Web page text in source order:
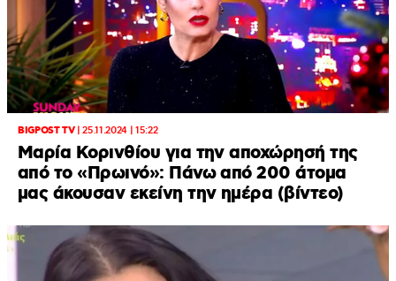
BIGPOST TV|25.11.2024 | 15:22
Μαρία Κορινθίου για την αποχώρησή της
από το «Πρωινό»: Πάνω από 200 άτομα
μας άκουσαν εκείνη την ημέρα (βίντεο)